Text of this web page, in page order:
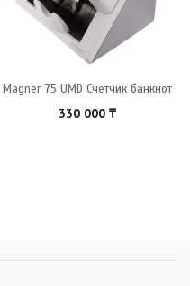
Magner 75 UMD Счетчик банкнот
330 000 ₸